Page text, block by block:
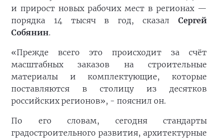
и прирост новых рабочих мест в регионах —
порядка 14 тысяч в год, сказал Сергей
Собянин.
«Прежде всего это происходит за счёт
масштабных заказов на строительные
материалы и комплектующие, которые
поставляются в столицу из десятков
российских регионов», - пояснил он.
По его словам, сегодня стандарты
градостроительного развития, архитектурные